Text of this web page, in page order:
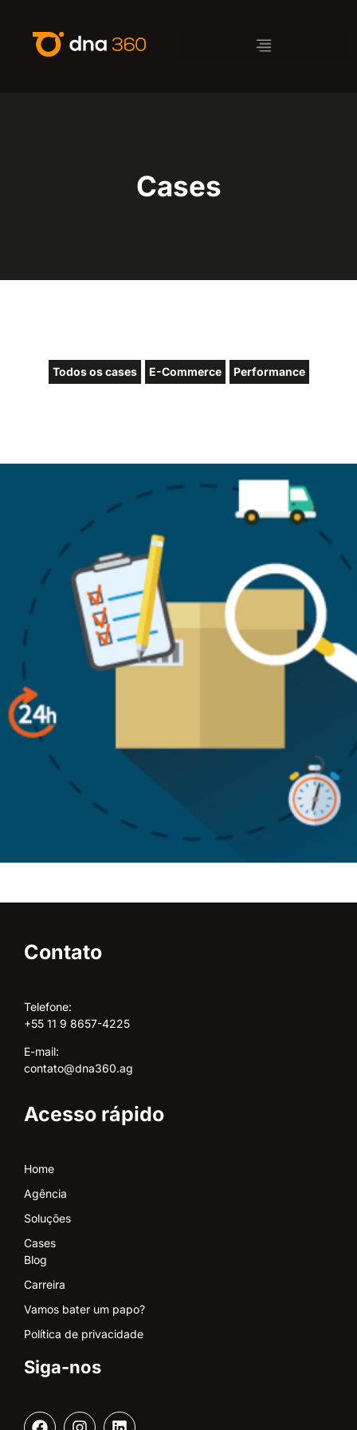
Cases
Todos os cases E-Commerce Performance
Contato
Telefone:
+55 11 9 8657-4225
E-mail:
contato@dna360.ag
Acesso rápido
Home
Agência
Soluções
Cases
Blog
Carreira
Vamos bater um papo?
Política de privacidade
Siga-nos